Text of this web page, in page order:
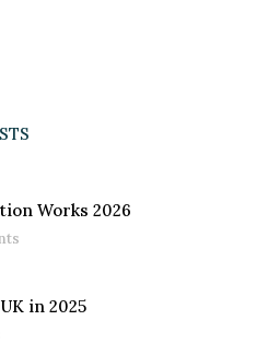
Works 2026
in 2025